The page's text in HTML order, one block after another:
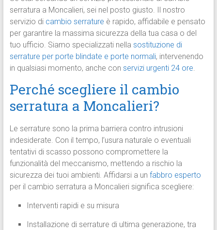
serratura a Moncalieri, sei nel posto giusto. Il nostro
servizio di cambio serrature è rapido, affidabile e pensato
per garantire la massima sicurezza della tua casa o del
tuo ufficio. Siamo specializzati nella sostituzione di
serrature per porte blindate e porte normali, intervenendo
in qualsiasi momento, anche con servizi urgenti 24 ore.
Perché scegliere il cambio
serratura a Moncalieri?
Le serrature sono la prima barriera contro intrusioni
indesiderate. Con il tempo, l’usura naturale o eventuali
tentativi di scasso possono compromettere la
funzionalità del meccanismo, mettendo a rischio la
sicurezza dei tuoi ambienti. Affidarsi a un fabbro esperto
per il cambio serratura a Moncalieri significa scegliere:
Interventi rapidi e su misura
Installazione di serrature di ultima generazione, tra